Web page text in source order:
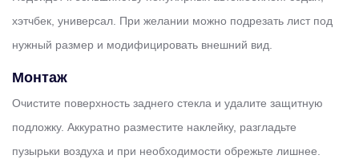
хэтчбек, универсал. При желании можно подрезать лист под
нужный размер и модифицировать внешний вид.
Монтаж
Очистите поверхность заднего стекла и удалите защитную
подложку. Аккуратно разместите наклейку, разгладьте
пузырьки воздуха и при необходимости обрежьте лишнее.